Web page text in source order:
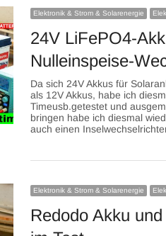
Elektronik & Strom & Solarenergie
24V LiFePO4-
Nulleinspeise-
Da sich 24V Akkus für
als 12V Akkus, habe ich
Timeusb.getestet und
bringen habe ich diesmal
auch einen
Elektronik & Strom & Solarenergie
Redodo Akku